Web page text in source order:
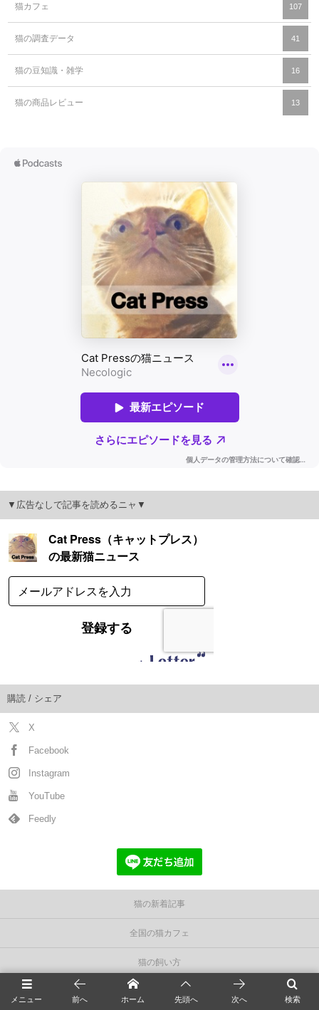
猫カフェ 107
猫の調査データ 41
猫の豆知識・雑学 16
猫の商品レビュー 13
▼広告なしで記事を読めるニャ▼
購読 / シェア
X
Facebook
Instagram
YouTube
Feedly
猫の新着記事
全国の猫カフェ
猫の飼い方
猫の種類＆図鑑
メニュー 検索
前へ ホーム 先頭へ 次へ